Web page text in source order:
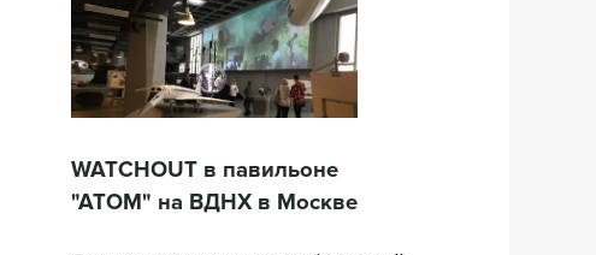
WATCHOUT в павильоне
"АТОМ" на ВДНХ в Москве